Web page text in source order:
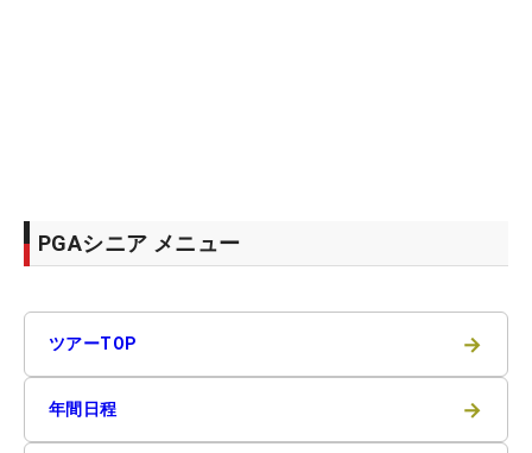
PGAシニア メニュー
ツアーTOP →
年間日程 →